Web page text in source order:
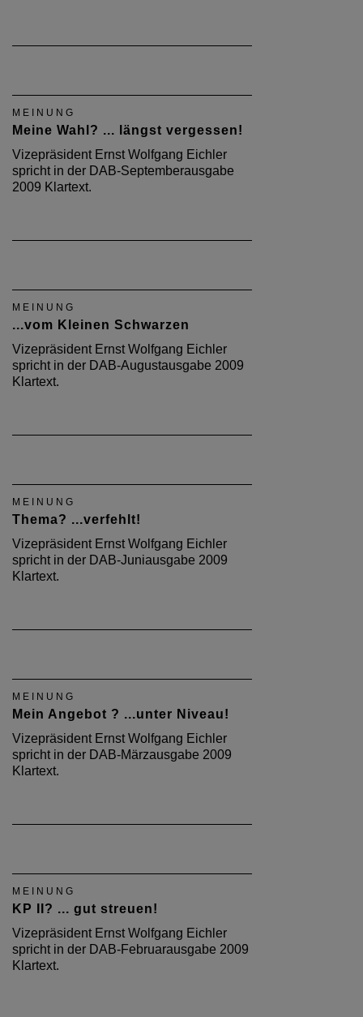
MEINUNG
Meine Wahl? ... längst vergessen!
Vizepräsident Ernst Wolfgang Eichler
spricht in der DAB-Septemberausgabe
2009 Klartext.
MEINUNG
...vom Kleinen Schwarzen
Vizepräsident Ernst Wolfgang Eichler
spricht in der DAB-Augustausgabe 2009
Klartext.
MEINUNG
Thema? ...verfehlt!
Vizepräsident Ernst Wolfgang Eichler
spricht in der DAB-Juniausgabe 2009
Klartext.
MEINUNG
Mein Angebot ? ...unter Niveau!
Vizepräsident Ernst Wolfgang Eichler
spricht in der DAB-Märzausgabe 2009
Klartext.
MEINUNG
KP II? ... gut streuen!
Vizepräsident Ernst Wolfgang Eichler
spricht in der DAB-Februarausgabe 2009
Klartext.